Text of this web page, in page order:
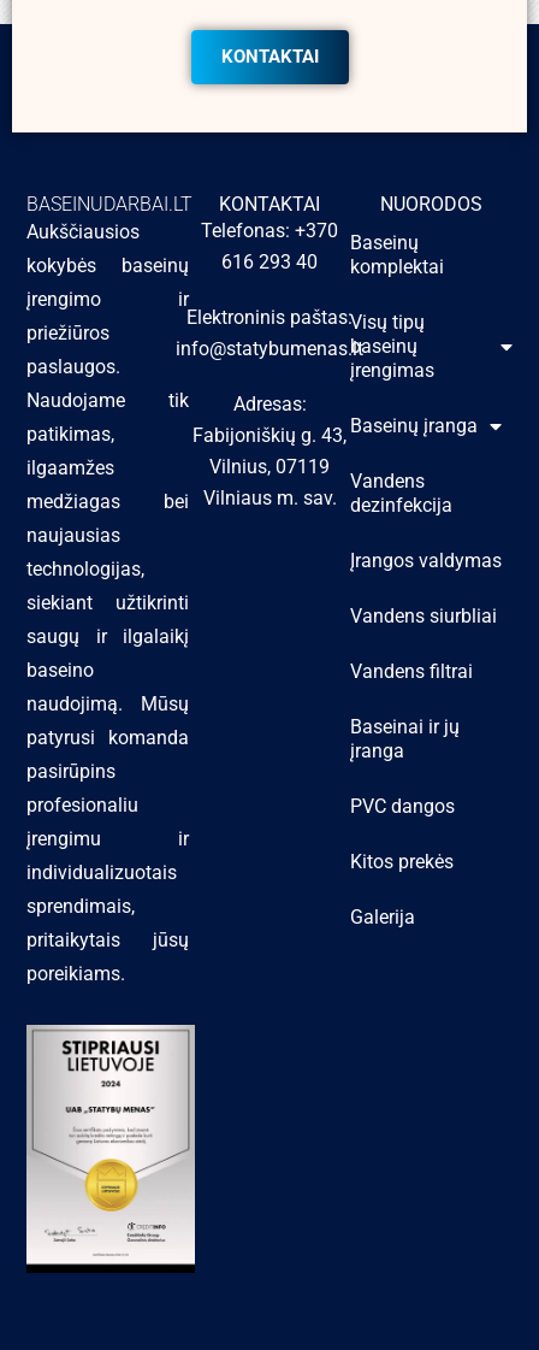
KONTAKTAI
BASEINUDARBAI.LT
Aukščiausios
kokybės baseinų
įrengimo ir
priežiūros
paslaugos.
Naudojame tik
patikimas,
ilgaamžes
medžiagas bei
naujausias
technologijas,
siekiant užtikrinti
saugų ir ilgalaikį
baseino
naudojimą. Mūsų
patyrusi komanda
pasirūpins
profesionaliu
įrengimu ir
individualizuotais
sprendimais,
pritaikytais jūsų
poreikiams.
KONTAKTAI
Telefonas: +370
616 293 40
Elektroninis paštas:
info@statybumenas.lt
Adresas:
Fabijoniškių g. 43,
Vilnius, 07119
Vilniaus m. sav.
NUORODOS
Baseinų
komplektai
Visų tipų
baseinų
įrengimas
Baseinų įranga
Vandens
dezinfekcija
Įrangos valdymas
Vandens siurbliai
Vandens filtrai
Baseinai ir jų
įranga
PVC dangos
Kitos prekės
Galerija